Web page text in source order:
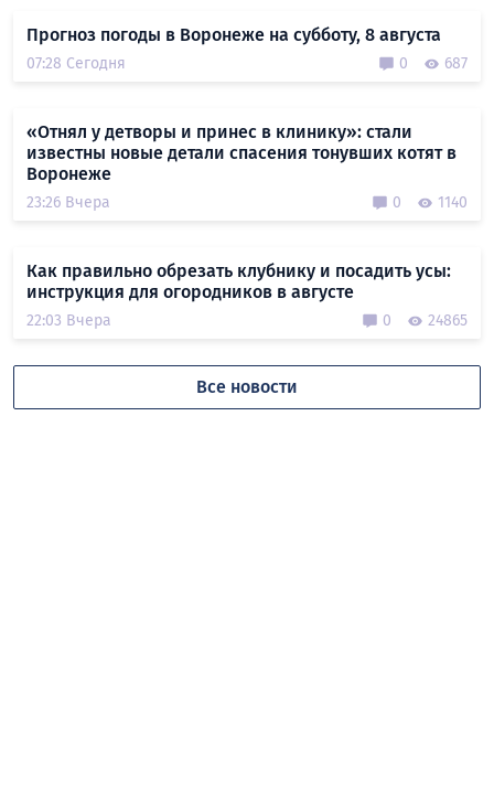
Прогноз погоды в Воронеже на субботу, 8 августа
07:28 Сегодня 0 687
«Отнял у детворы и принес в клинику»: стали
известны новые детали спасения тонувших котят в
Воронеже
23:26 Вчера 0 1140
Как правильно обрезать клубнику и посадить усы:
инструкция для огородников в августе
22:03 Вчера 0 24865
Все новости